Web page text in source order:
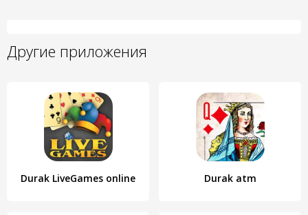
Другие приложения
Durak LiveGames online Durak atm